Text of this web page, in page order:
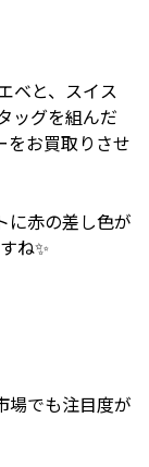
ベと、スイス
ッグを組んだ
をお買取りさせ
に赤の差し色が
ね✨
場でも注目度が